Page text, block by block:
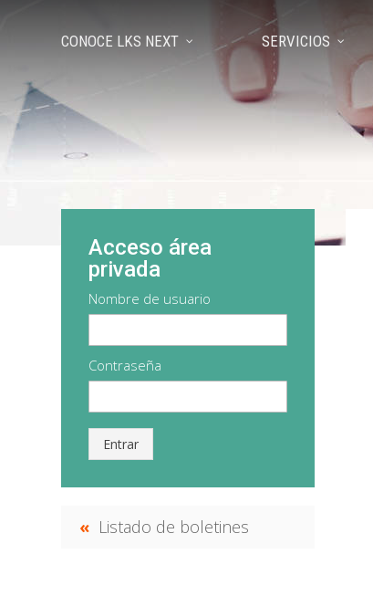
CONOCE LKS NEXT SERVICIOS
Acceso área
privada
Nombre de usuario
Contraseña
Entrar
Listado de boletines